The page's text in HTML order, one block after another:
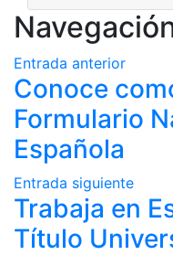
Entrada anterior
Conoce
Formulario
Española
Entrada siguiente
Trabaja en
Título